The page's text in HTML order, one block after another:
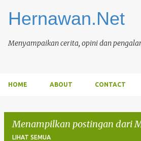
Langsung ke konten
Hernawan.Net
Menyampaikan cerita, opini dan
HOME ABOUT CONTACT
Menampilkan postingan dari
LIHAT SEMUA